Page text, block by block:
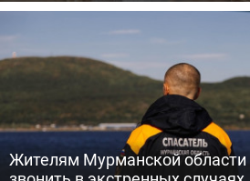
Жителям Мурманской области